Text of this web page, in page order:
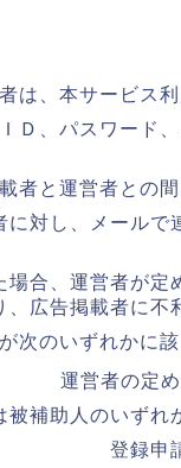
は、本サービス
Ｄ、パスワード
者と運営者との
対し、メール
合、運営者が
、広告掲載者に不
次のいずれかに
運営者の定
補助人のいず
登録申